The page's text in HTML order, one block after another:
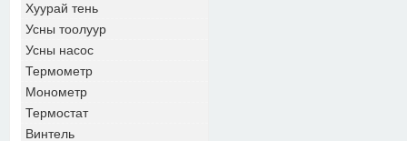
Хуурай тень
Усны тоолуур
Усны насос
Термометр
Монометр
Термостат
Винтель